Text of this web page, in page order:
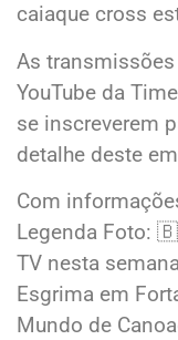
caiaque cross
As
YouTube da
se inscreverem
detalhe deste
Com
Legenda Foto:
TV nesta
Esgrima em
Mundo de